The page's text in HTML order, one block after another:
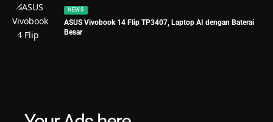
NEWS
ASUS Vivobook 14 Flip TP3407, Laptop AI dengan Baterai
Besar